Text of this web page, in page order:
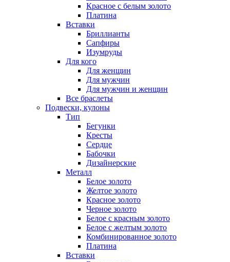
Красное с белым золото
Платина
Вставки
Бриллианты
Сапфиры
Изумруды
Для кого
Для женщин
Для мужчин
Для мужчин и женщин
Все браслеты
Подвески, кулоны
Тип
Бегунки
Кресты
Сердце
Бабочки
Дизайнерские
Металл
Белое золото
Желтое золото
Красное золото
Черное золото
Белое с красным золото
Белое с желтым золото
Комбинированное золото
Платина
Вставки